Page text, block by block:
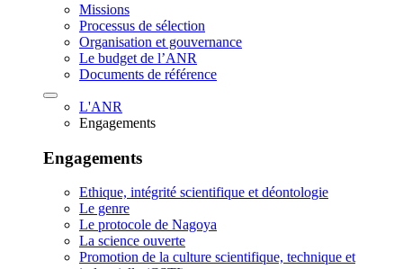
Missions
Processus de sélection
Organisation et gouvernance
Le budget de l’ANR
Documents de référence
L'ANR
Engagements
Engagements
Ethique, intégrité scientifique et déontologie
Le genre
Le protocole de Nagoya
La science ouverte
Promotion de la culture scientifique, technique et